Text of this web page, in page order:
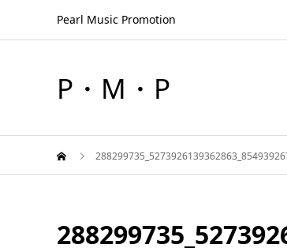
Pearl Music Promotion
P・M・P